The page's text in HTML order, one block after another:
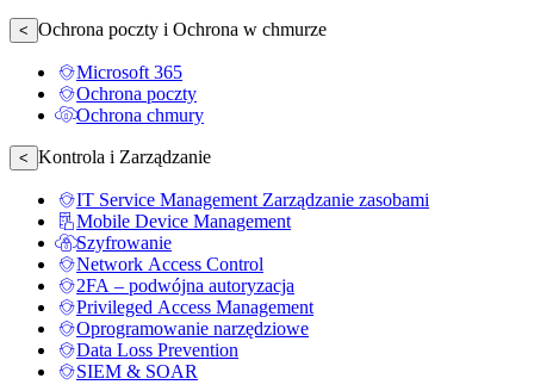
< Ochrona poczty i Ochrona w chmurze
Microsoft 365
Ochrona poczty
Ochrona chmury
< Kontrola i Zarządzanie
IT Service Management Zarządzanie zasobami
Mobile Device Management
Szyfrowanie
Network Access Control
2FA – podwójna autoryzacja
Privileged Access Management
Oprogramowanie narzędziowe
Data Loss Prevention
SIEM & SOAR